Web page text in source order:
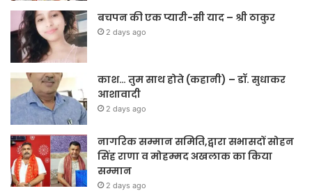
बचपन की एक प्यारी-सी याद – श्री ठाकुर
2 days ago
काश… तुम साथ होते (कहानी) – डॉ. सुधाकर
आशावादी
2 days ago
नागरिक सम्मान समिति,द्वारा सभासदों सोहन
सिंह राणा व मोहम्मद अखलाक का किया
सम्मान
2 days ago